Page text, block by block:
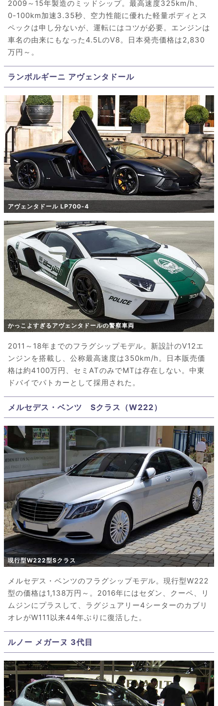
2009～15年製造のミッドシップ。最高速度325km/h、
0-100km加速3.35秒、空力性能に優れた軽量ボディとス
ペックは申し分ないが、運転にはコツが必要。エンジンは
車名の由来にもなった4.5LのV8。日本発売価格は2,830
万円～。
ランボルギーニ アヴェンタドール
アヴェンタドール LP700-4
かっこよすぎるアヴェンタドールの警察車両
2011～18年までのフラグシップモデル。新設計のV12エ
ンジンを搭載し、公称最高速度は350km/h。日本販売価
格は約4100万円、セミATのみでMTは存在しない。中東
ドバイでパトカーとして採用された。
メルセデス・ベンツ Sクラス（W222）
現行型W222型Sクラス
メルセデス・ベンツのフラグシップモデル。現行型W222
型の価格は1,138万円～。2016年にはセダン、クーペ、リ
ムジンにプラスして、ラグジュアリー4シーターのカブリ
オレがW111以来44年ぶりに復活した。
ルノー メガーヌ 3代目